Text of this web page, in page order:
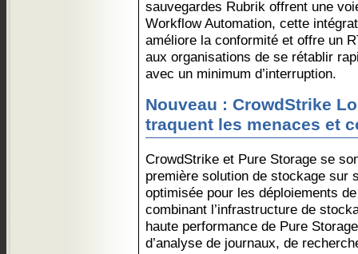
sauvegardes Rubrik offrent une
Workflow Automation, cette
améliore la conformité et offre un
aux organisations de se rétablir
avec un minimum d’interruption.
Nouveau : CrowdStrike
traquent les menaces et
CrowdStrike et Pure Storage se
première solution de stockage sur
optimisée pour les déploiements
combinant l’infrastructure de
haute performance de Pure
d’analyse de journaux, de